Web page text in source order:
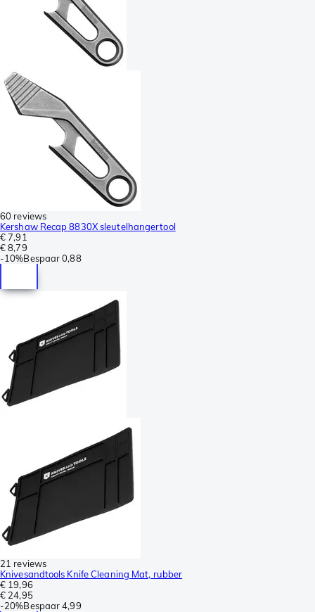
60 reviews
Kershaw Recap 8830X sleutelhangertool
€ 7,91
€ 8,79
-10%Bespaar 0,88
21 reviews
Knivesandtools Knife Cleaning Mat, rubber
€ 19,96
€ 24,95
-20%Bespaar 4,99